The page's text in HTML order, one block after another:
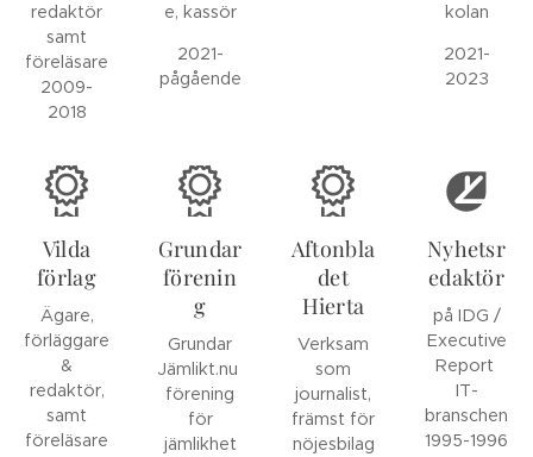
redaktör
samt
föreläsare
2009-
2018
e, kassör
2021-
pågående
kolan
2021-
2023
Vilda
förlag
Ägare,
förläggare
&
redaktör,
samt
föreläsare
Grundar
förenin
g
Grundar
Jämlikt.nu
förening
för
jämlikhet
Aftonbla
det
Hierta
Verksam
som
journalist,
främst för
nöjesbilag
Nyhetsr
edaktör
på IDG /
Executive
Report
IT-
branschen
1995-1996